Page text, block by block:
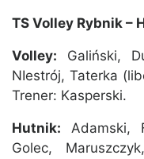
TS Volley Rybnik –
Volley: Galiński,
NIestrój, Taterka
Trener: Kasperski.
Hutnik: Adamski,
Golec,